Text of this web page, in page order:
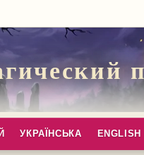
УКРАЇНСЬКА ENGLISH